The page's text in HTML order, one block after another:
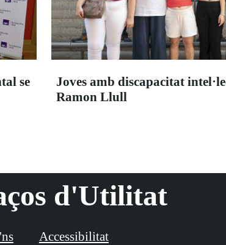
se
Joves amb discapacitat
Ramon Llull
d'Utilitat
Accessibilitat